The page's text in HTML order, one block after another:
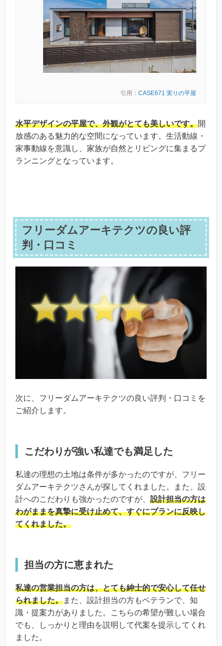
引用： CASE671 実りの平屋
水平デザインの平屋で、外観がとても美しいです。開
放感のある魅力的な空間になっています。生活動線・
家事動線を意識し、家族が自然とリビングに集まるプ
ランニングとなっています。
フリーダムアーキテクツの良い評
判・口コミ
次に、フリーダムアーキテクツの良い評判・口コミを
ご紹介します。
こだわりが強い私達でも満足した
私達の理想の土地は条件が多かったのですが、フリー
ダムアーキテクツさんが探してくれました。また、設
計へのこだわりも強かったのですが、 設計担当の方は
わがままを真摯に受け止めて、すぐにプランに反映し
てくれました。
担当の方に恵まれた
私達の営業担当の方は、とても紳士的で安心して任せ
られました。また、設計担当の方もベテランで、知
識・提案力がありました。こちらの希望が難しい場合
でも、しっかりと理由を説明して代案を提示してくれ
ました。